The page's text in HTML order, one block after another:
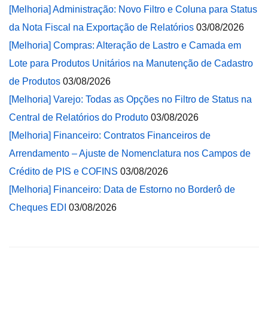
[Melhoria] Administração: Novo Filtro e Coluna para Status
da Nota Fiscal na Exportação de Relatórios 03/08/2026
[Melhoria] Compras: Alteração de Lastro e Camada em
Lote para Produtos Unitários na Manutenção de Cadastro
de Produtos 03/08/2026
[Melhoria] Varejo: Todas as Opções no Filtro de Status na
Central de Relatórios do Produto 03/08/2026
[Melhoria] Financeiro: Contratos Financeiros de
Arrendamento – Ajuste de Nomenclatura nos Campos de
Crédito de PIS e COFINS 03/08/2026
[Melhoria] Financeiro: Data de Estorno no Borderô de
Cheques EDI 03/08/2026